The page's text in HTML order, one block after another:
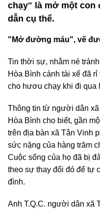
chạy" là mở một con
dẫn cụ thể.
"Mở đường máu", vẽ
Tin thời sự, nhằm né tránh
Hòa Bình cánh tài xế đã
cho hươu chạy khi đi qua
Thông tin từ người dân
Hòa Bình cho biết, gần
trên địa bàn xã Tân Vinh
sức nặng của hàng trăm
Cuộc sống của họ đã bị
theo sự thay đổi đó để tự
đình.
Anh T.Q.C. người dân xã